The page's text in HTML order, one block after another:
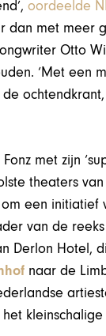
oordeelde
dan met meer
Otto
‘Met een
de
met zijn
theaters
een initiatief
van de
Derlon Hotel,
naar de